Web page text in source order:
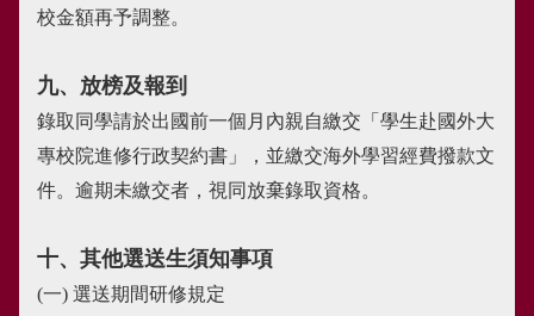
校金額再予調整。
九、放榜及報到
錄取同學請於出國前一個月內親自繳交「學生赴國外大
專校院進修行政契約書」，並繳交海外學習經費撥款文
件。逾期未繳交者，視同放棄錄取資格。
十、其他選送生須知事項
(一) 選送期間研修規定